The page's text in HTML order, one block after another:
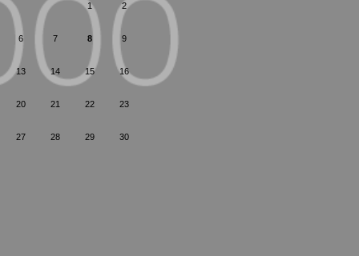
1 2
6 7 8 9
13 14 15 16
20 21 22 23
27 28 29 30